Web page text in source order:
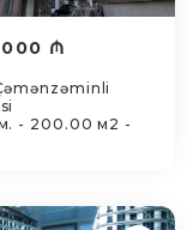
₼
- 200.00 м2 -